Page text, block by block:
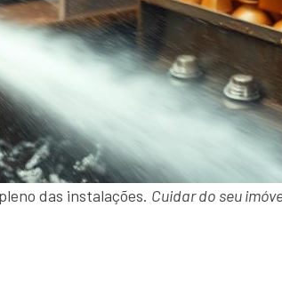
das instalações. Cuidar do seu